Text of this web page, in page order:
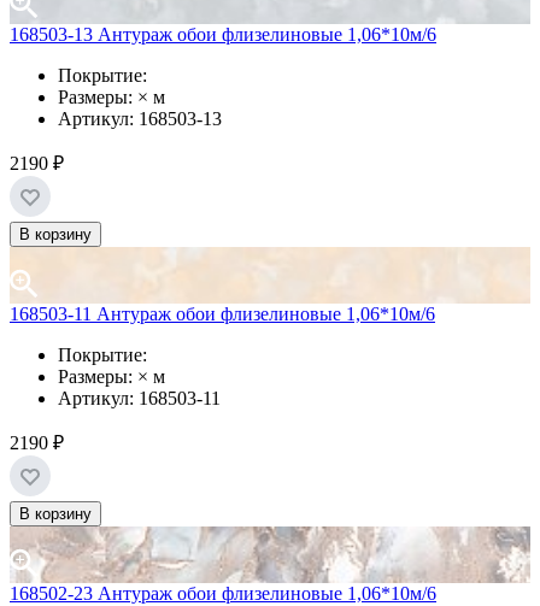
168503-13 Антураж обои флизелиновые 1,06*10м/6
Покрытие:
Размеры: × м
Артикул: 168503-13
2190 ₽
В корзину
168503-11 Антураж обои флизелиновые 1,06*10м/6
Покрытие:
Размеры: × м
Артикул: 168503-11
2190 ₽
В корзину
168502-23 Антураж обои флизелиновые 1,06*10м/6